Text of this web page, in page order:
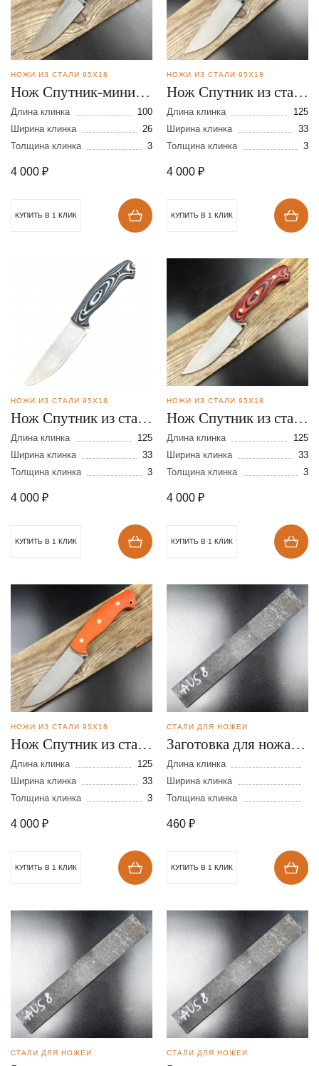
НОЖИ ИЗ СТАЛИ 95Х18
Нож Спутник-мини из
стали 95Х18
Длина клинка
100
Ширина клинка
26
Толщина клинка
3
4 000 ₽
КУПИТЬ В 1 КЛИК
НОЖИ ИЗ СТАЛИ 95Х18
Нож Спутник из стали
95Х18
Длина клинка
125
Ширина клинка
33
Толщина клинка
3
4 000 ₽
КУПИТЬ В 1 КЛИК
НОЖИ ИЗ СТАЛИ 95Х18
Нож Спутник из стали
95Х18
Длина клинка
125
Ширина клинка
33
Толщина клинка
3
4 000 ₽
КУПИТЬ В 1 КЛИК
НОЖИ ИЗ СТАЛИ 95Х18
Нож Спутник из стали
95Х18
Длина клинка
125
Ширина клинка
33
Толщина клинка
3
4 000 ₽
КУПИТЬ В 1 КЛИК
НОЖИ ИЗ СТАЛИ 95Х18
Нож Спутник из стали
95Х18
Длина клинка
125
Ширина клинка
33
Толщина клинка
3
4 000 ₽
КУПИТЬ В 1 КЛИК
СТАЛИ ДЛЯ НОЖЕЙ
Заготовка для ножа из
стали AUS-8 размеры:
200х30х4 мм
Длина клинка
Ширина клинка
Толщина клинка
460 ₽
КУПИТЬ В 1 КЛИК
СТАЛИ ДЛЯ НОЖЕЙ СТАЛИ ДЛЯ НОЖЕЙ